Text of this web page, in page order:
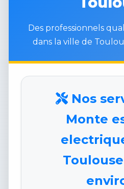
Des professionnels
dans la ville de
Nos
Monte